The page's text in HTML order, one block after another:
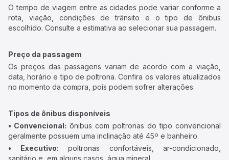
O tempo de viagem entre as cidades pode variar conforme a
rota, viação, condições de trânsito e o tipo de ônibus
escolhido. Consulte a estimativa ao selecionar sua passagem.
Preço da passagem
Os preços das passagens variam de acordo com a viação,
data, horário e tipo de poltrona. Confira os valores atualizados
no momento da compra, pois podem sofrer alterações.
Tipos de ônibus disponíveis
• Convencional: ônibus com poltronas do tipo convencional
geralmente possuem uma inclinação até 45º e banheiro.
• Executivo: poltronas confortáveis, ar-condicionado,
sanitário e, em alguns casos, água mineral.